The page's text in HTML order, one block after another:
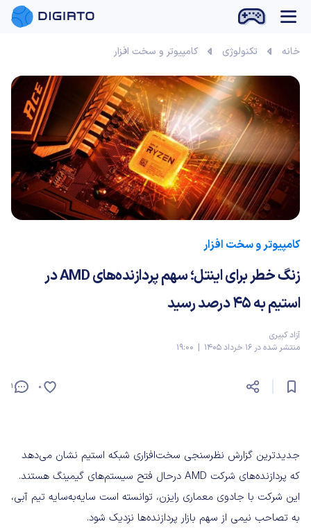
بازی آنلاین
خانه تکنولوژی کامپیوتر و سخت افزار
کامپیوتر و سخت افزار
زنگ خطر برای اینتل؛ سهم پردازنده‌های AMD در
استیم به ۴۵ درصد رسید
آزاد کبیری
منتشر شده در 16 خرداد 1405 | 19:00
1 0
جدیدترین گزارش نظرسنجی سخت‌افزاری شبکه استیم نشان می‌دهد
که پردازنده‌های شرکت AMD درحال فتح سیستم‌های گیمینگ هستند.
این شرکت با جادوی معماری رایزن، توانسته است سایه‌به‌سایه تیم آبی،
به تصاحب نیمی از سهم بازار پردازنده‌ها نزدیک شود.